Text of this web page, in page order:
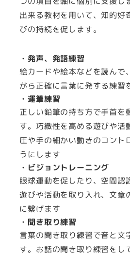
出来る教材を用いて、知的好
びの持続を促します。
・発声、発語練習
絵カードや絵本などを読んで
がら正確に言葉に発する練習
・運筆練習
正しい鉛筆の持ち方で手首を
す。巧緻性を高める遊びや活
圧や手の細かい動きのコント
うにします
・ビジョントレーニング
眼球運動を促したり、空間認
遊びや活動を取り入れ、文章
に繋げます
・聞き取り練習
言葉の聞き取り練習で音と文
す。お話の聞き取り練習をし